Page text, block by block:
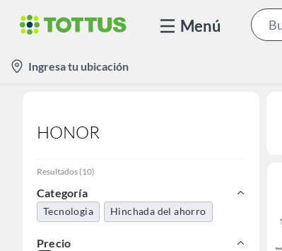
Menú
location-
icon
Ingresa tu ubicación
HONOR
Resultados (10)
Categoría
Tecnologia Hinchada del ahorro
Precio